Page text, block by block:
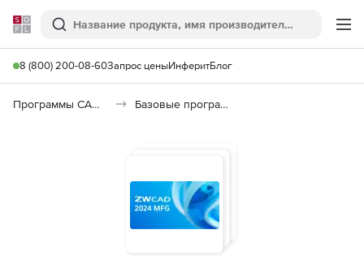
Softline
Поиск
8 (800) 200-08-60Запрос ценыИнферитБлог
Программы САПР и ГИС Базовые программы